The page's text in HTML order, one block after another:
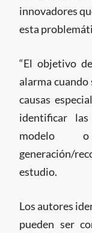
innovadores
esta
“El objetivo
alarma
causas
identificar las
modelo
generación/
estudio.
Los autores
pueden ser